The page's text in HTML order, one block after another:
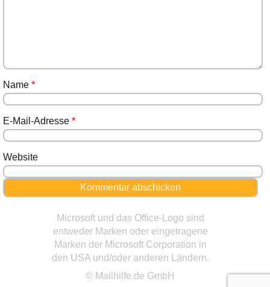
Name *
E-Mail-Adresse *
Website
Microsoft und das Office-Logo sind
entweder Marken oder eingetragene
Marken der Microsoft Corporation in
den USA und/oder anderen Ländern.
© Mailhilfe.de GmbH